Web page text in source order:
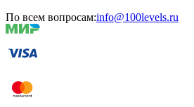
По всем вопросам:info@100levels.ru